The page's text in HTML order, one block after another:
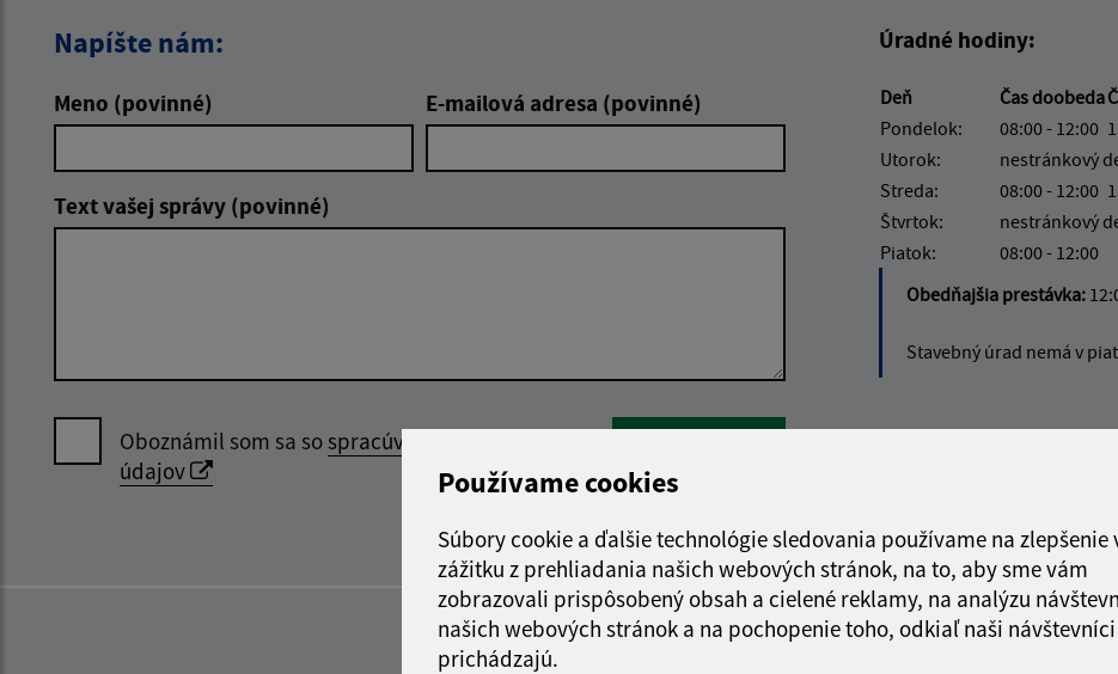
Používame cookies
Súbory cookie a ďalšie technológie sledovania používame na zlepšenie
zážitku z prehliadania našich webových stránok, na to, aby sme vám
zobrazovali prispôsobený obsah a cielené reklamy, na analýzu
našich webových stránok a na pochopenie toho, odkiaľ naši návštevníci
prichádzajú.
Napíšte nám:
Meno (povinné) E-mailová adresa (povinné)
Text vašej správy (povinné)
Oboznámil som sa sospracúvaním osobných
údajov
Google reCaptcha Response
Úradné hodiny:
Deň Čas doobeda
Pondelok:
08:00 - 12:00
Utorok:
nestránkový
Streda:
08:00 - 12:00
Štvrtok:
nestránkový
Piatok:
08:00 - 12:00
Obedňajšia prestávka:
Stavebný úrad nemá v